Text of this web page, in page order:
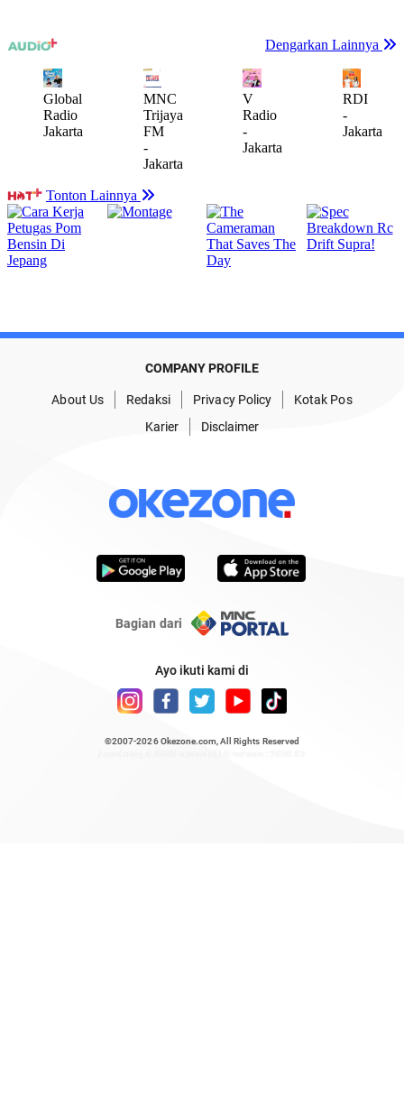
COMPANY PROFILE
About Us Redaksi Privacy Policy
Kotak Pos
Karier
Disclaimer
Bagian dari
Ayo ikuti kami di
©2007-2026 Okezone.com , All Rights Reserved